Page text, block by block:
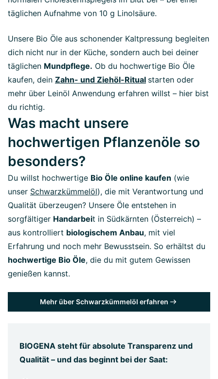
täglichen Aufnahme von 10 g Linolsäure.
Unsere Bio Öle aus schonender Kaltpressung begleiten
dich nicht nur in der Küche, sondern auch bei deiner
täglichen Mundpflege. Ob du hochwertige Bio Öle
kaufen, dein Zahn- und Ziehöl-Ritual starten oder
mehr über Leinöl Anwendung erfahren willst – hier bist
du richtig.
Was macht unsere
hochwertigen Pflanzenöle so
besonders?
Du willst hochwertige Bio Öle online kaufen (wie
unser Schwarzkümmelöl), die mit Verantwortung und
Qualität überzeugen? Unsere Öle entstehen in
sorgfältiger Handarbeit in Südkärnten (Österreich) –
aus kontrolliert biologischem Anbau, mit viel
Erfahrung und noch mehr Bewusstsein. So erhältst du
hochwertige Bio Öle, die du mit gutem Gewissen
genießen kannst.
Mehr über Schwarzkümmelöl erfahren
BIOGENA steht für absolute Transparenz und
Qualität – und das beginnt bei der Saat: